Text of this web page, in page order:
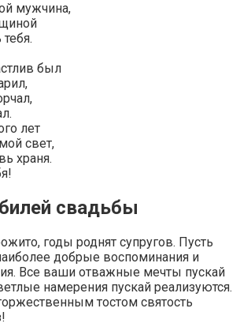
мужчина,
был
лет
свет,
храня.
свадьбы
годы роднят супругов. Пусть
добрые воспоминания и
Все ваши отважные мечты пускай
намерения пускай реализуются.
тостом святость